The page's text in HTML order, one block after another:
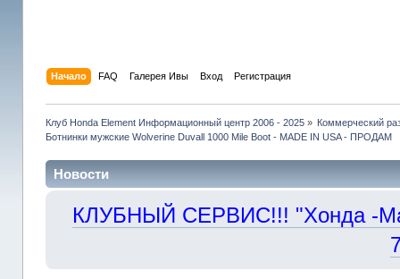
Начало FAQ Галерея Ивы Вход Регистрация
Клуб Honda Element Информационный центр 2006 - 2025» Коммерческий
Ботнинки мужские Wolverine Duvall 1000 Mile Boot - MADE IN USA - ПРОДАМ
Новости
КЛУБНЫЙ СЕРВИС!!! "Хонда -